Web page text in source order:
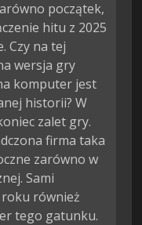
początek,
hitu z 2025
Czy na tej
wersja gry
komputer jest
historii? W
zalet gry.
firma taka
zarówno w
Sami
również
tego gatunku.